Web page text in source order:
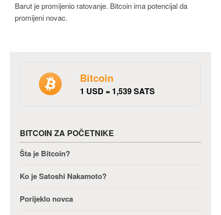
Barut je promijenio ratovanje. Bitcoin ima potencijal da
promijeni novac.
Bitcoin
1 USD = 1,539 SATS
BITCOIN ZA POČETNIKE
Šta je Bitcoin?
Ko je Satoshi Nakamoto?
Porijeklo novca